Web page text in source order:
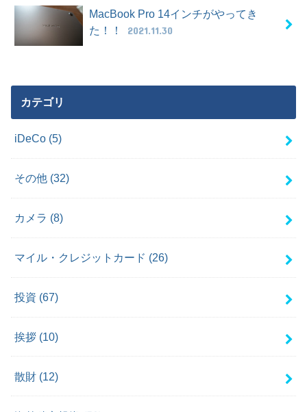
MacBook Pro 14インチがやってき
た！！
2021.11.30
カテゴリ
iDeCo (5)
その他 (32)
カメラ (8)
マイル・クレジットカード (26)
投資 (67)
挨拶 (10)
散財 (12)